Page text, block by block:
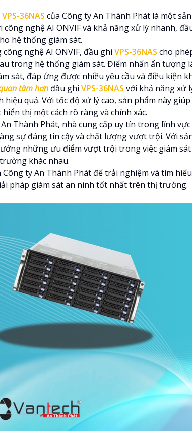
VPS-36NAS của Công ty An Thành Phát là một
công nghệ AI ONVIF và khả năng xử lý nhanh,
hệ thống giám sát.
công nghệ AI ONVIF, đầu ghi VPS-36NAS cho
trong hệ thống giám sát. Điểm nhấn ấn tượng
sát, đáp ứng được nhiều yêu cầu và điều kiện
tâm hơn đầu ghi VPS-36NAS với khả năng xử
hiệu quả. Với tốc độ xử lý cao, sản phẩm này
thị một cách rõ ràng và chính xác.
Thành Phát, nhà cung cấp uy tín trong lĩnh
sự đáng tin cậy và chất lượng vượt trội. Với
những ưu điểm vượt trội trong việc giám
khác nhau.
Công ty An Thành Phát để trải nghiệm và tìm
pháp giám sát an ninh tốt nhất trên thị trường.